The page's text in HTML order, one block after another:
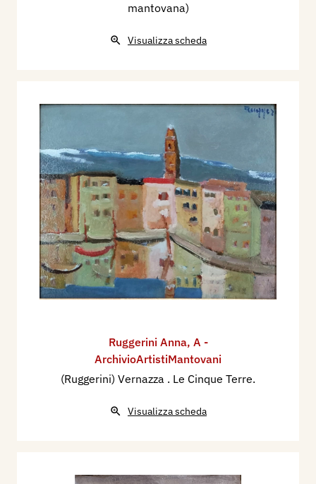
mantovana)
Visualizza scheda
Ruggerini Anna, A -
ArchivioArtistiMantovani
(Ruggerini) Vernazza . Le Cinque Terre.
Visualizza scheda